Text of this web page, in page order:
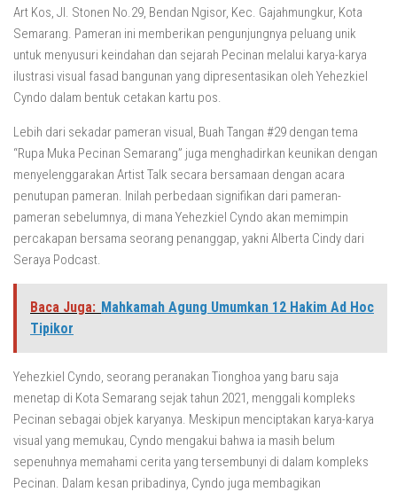
Art Kos, Jl. Stonen No.29, Bendan Ngisor, Kec. Gajahmungkur, Kota
Semarang. Pameran ini memberikan pengunjungnya peluang unik
untuk menyusuri keindahan dan sejarah Pecinan melalui karya-karya
ilustrasi visual fasad bangunan yang dipresentasikan oleh Yehezkiel
Cyndo dalam bentuk cetakan kartu pos.
Lebih dari sekadar pameran visual, Buah Tangan #29 dengan tema
“Rupa Muka Pecinan Semarang” juga menghadirkan keunikan dengan
menyelenggarakan Artist Talk secara bersamaan dengan acara
penutupan pameran. Inilah perbedaan signifikan dari pameran-
pameran sebelumnya, di mana Yehezkiel Cyndo akan memimpin
percakapan bersama seorang penanggap, yakni Alberta Cindy dari
Seraya Podcast.
Baca Juga: Mahkamah Agung Umumkan 12 Hakim Ad Hoc
Tipikor
Yehezkiel Cyndo, seorang peranakan Tionghoa yang baru saja
menetap di Kota Semarang sejak tahun 2021, menggali kompleks
Pecinan sebagai objek karyanya. Meskipun menciptakan karya-karya
visual yang memukau, Cyndo mengakui bahwa ia masih belum
sepenuhnya memahami cerita yang tersembunyi di dalam kompleks
Pecinan. Dalam kesan pribadinya, Cyndo juga membagikan